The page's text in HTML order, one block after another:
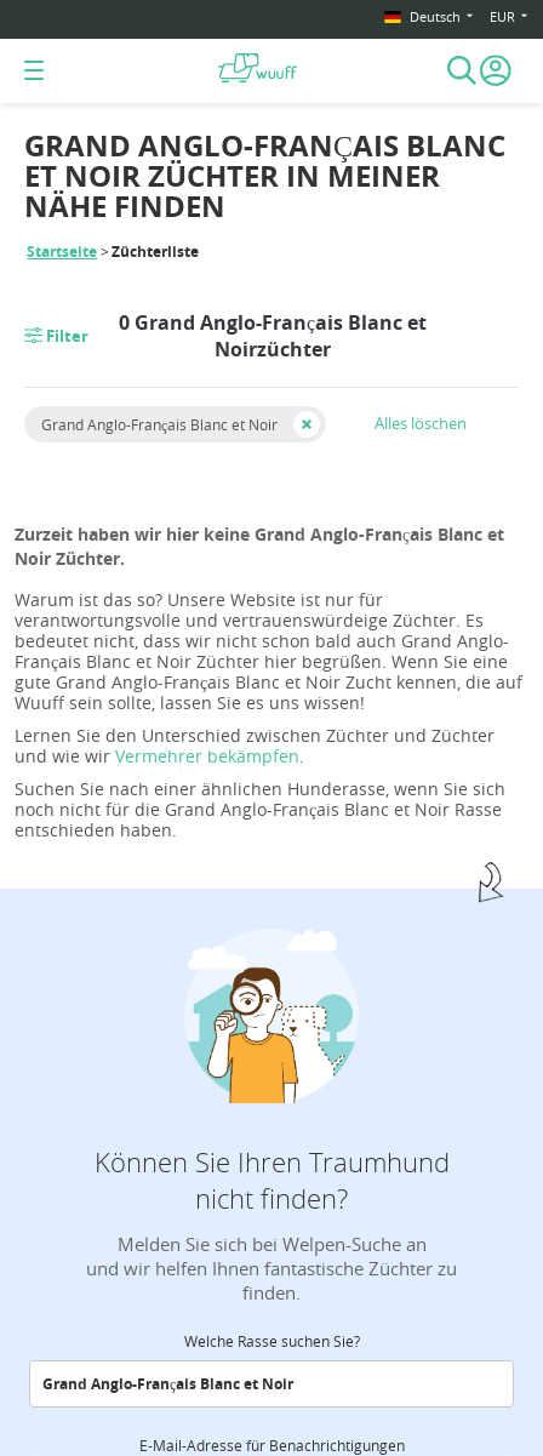
Deutsch EUR
Startseite Züchterliste
GRAND ANGLO-FRANÇAIS BLANC
ET NOIR ZÜCHTER IN MEINER
NÄHE FINDEN
Filter
0 Grand Anglo-Français Blanc et
Noirzüchter
Grand Anglo-Français Blanc et Noir Alles löschen
Zurzeit haben wir hier keine Grand Anglo-Français Blanc et
Noir Züchter.
Warum ist das so? Unsere Website ist nur für
verantwortungsvolle und vertrauenswürdeige Züchter. Es
bedeutet nicht, dass wir nicht schon bald auch Grand Anglo-
Français Blanc et Noir Züchter hier begrüßen. Wenn Sie eine
gute Grand Anglo-Français Blanc et Noir Zucht kennen, die auf
Wuuff sein sollte, lassen Sie es uns wissen!
Lernen Sie den Unterschied zwischen Züchter und Züchter
und wie wir Vermehrer bekämpfen
Suchen Sie nach einer ähnlichen Hunderasse, wenn Sie sich
noch nicht für die Grand Anglo-Français Blanc et Noir Rasse
entschieden haben.
Können Sie Ihren Traumhund
nicht finden?
Melden Sie sich bei Welpen-Suche an
und wir helfen Ihnen fantastische Züchter zu
finden.
Welche Rasse suchen Sie?
E-Mail-Adresse für Benachrichtigungen